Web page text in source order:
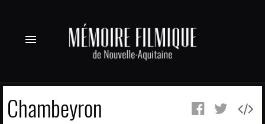
menu
Chambeyron